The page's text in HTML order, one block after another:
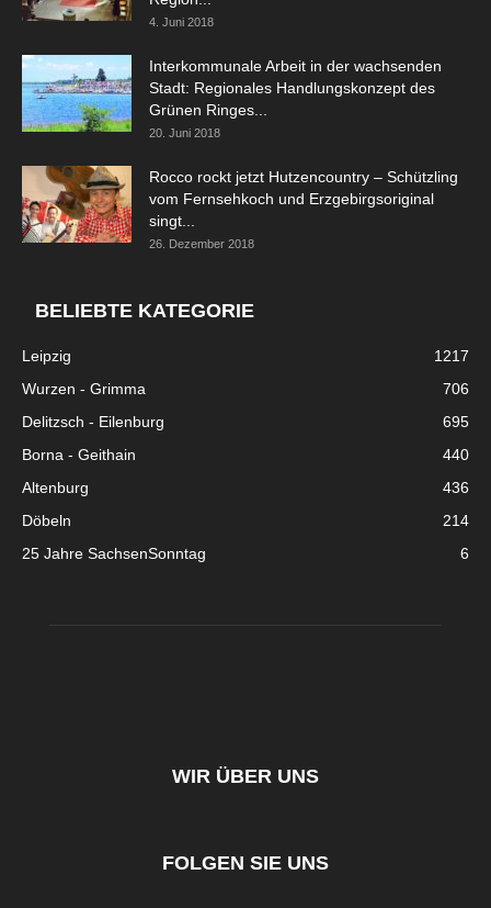
4. Juni 2018
Interkommunale Arbeit in der wachsenden
Stadt: Regionales Handlungskonzept des
Grünen Ringes...
20. Juni 2018
Rocco rockt jetzt Hutzencountry – Schützling
vom Fernsehkoch und Erzgebirgsoriginal
singt...
26. Dezember 2018
BELIEBTE KATEGORIE
Leipzig
1217
Wurzen - Grimma
706
Delitzsch - Eilenburg
695
Borna - Geithain
440
Altenburg
436
Döbeln
214
25 Jahre SachsenSonntag
6
WIR ÜBER UNS
FOLGEN SIE UNS